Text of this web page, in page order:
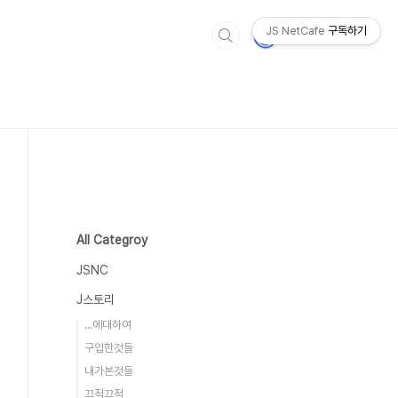
All Categroy
JSNC
J스토리
...에대하여
구입한것들
내가본것들
끄적끄적
JS NetCafe 구독하기